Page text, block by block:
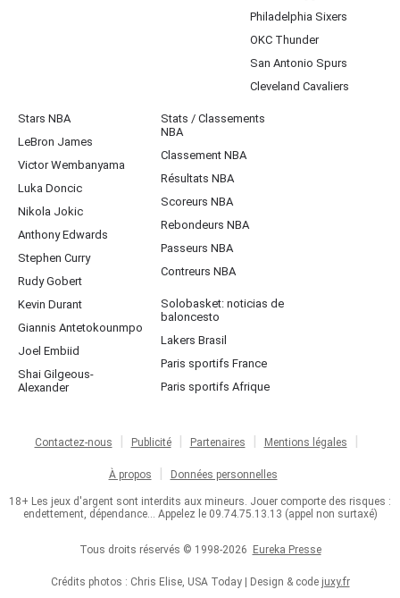
Philadelphia Sixers
OKC Thunder
San Antonio Spurs
Cleveland Cavaliers
Stars NBA
LeBron James
Victor Wembanyama
Luka Doncic
Nikola Jokic
Anthony Edwards
Stephen Curry
Rudy Gobert
Kevin Durant
Giannis Antetokounmpo
Joel Embiid
Shai Gilgeous-
Alexander
Stats / Classements
NBA
Classement NBA
Résultats NBA
Scoreurs NBA
Rebondeurs NBA
Passeurs NBA
Contreurs NBA
Solobasket: noticias de
baloncesto
Lakers Brasil
Paris sportifs France
Paris sportifs Afrique
Contactez-nous Publicité Partenaires Mentions légales
À propos Données personnelles
18+ Les jeux d'argent sont interdits aux mineurs. Jouer comporte des risques :
endettement, dépendance... Appelez le 09.74.75.13.13 (appel non surtaxé)
Tous droits réservés © 1998-2026 Eureka Presse
Crédits photos : Chris Elise, USA Today | Design & code juxy.fr